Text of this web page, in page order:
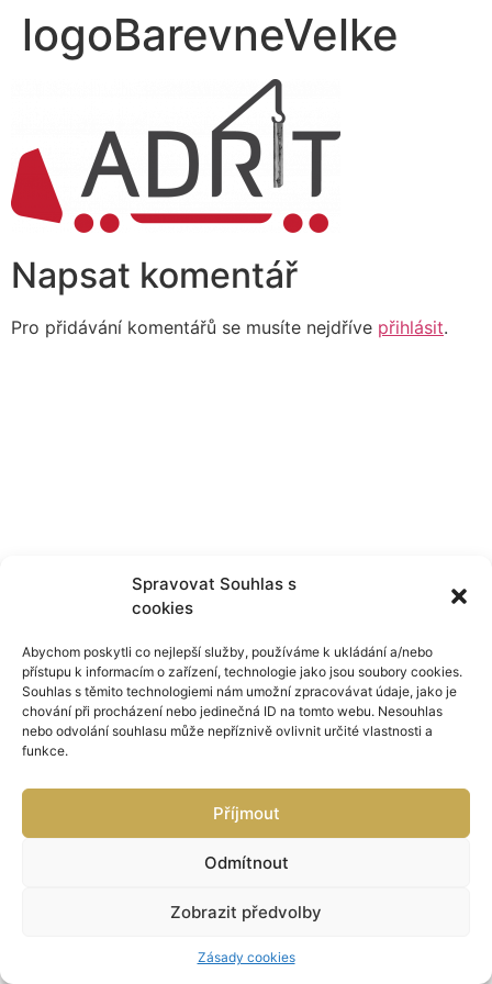
Spravovat Souhlas s
cookies
Abychom poskytli co nejlepší služby, používáme k ukládání a/nebo
přístupu k informacím o zařízení, technologie jako jsou soubory cookies.
Souhlas s těmito technologiemi nám umožní zpracovávat údaje, jako je
chování při procházení nebo jedinečná ID na tomto webu. Nesouhlas
nebo odvolání souhlasu může nepříznivě ovlivnit určité vlastnosti a
funkce.
Příjmout
Odmítnout
Zobrazit předvolby
Zásady cookies
logoBarevneVelke
Napsat komentář
Pro přidávání komentářů se musíte nejdříve přihlásit.